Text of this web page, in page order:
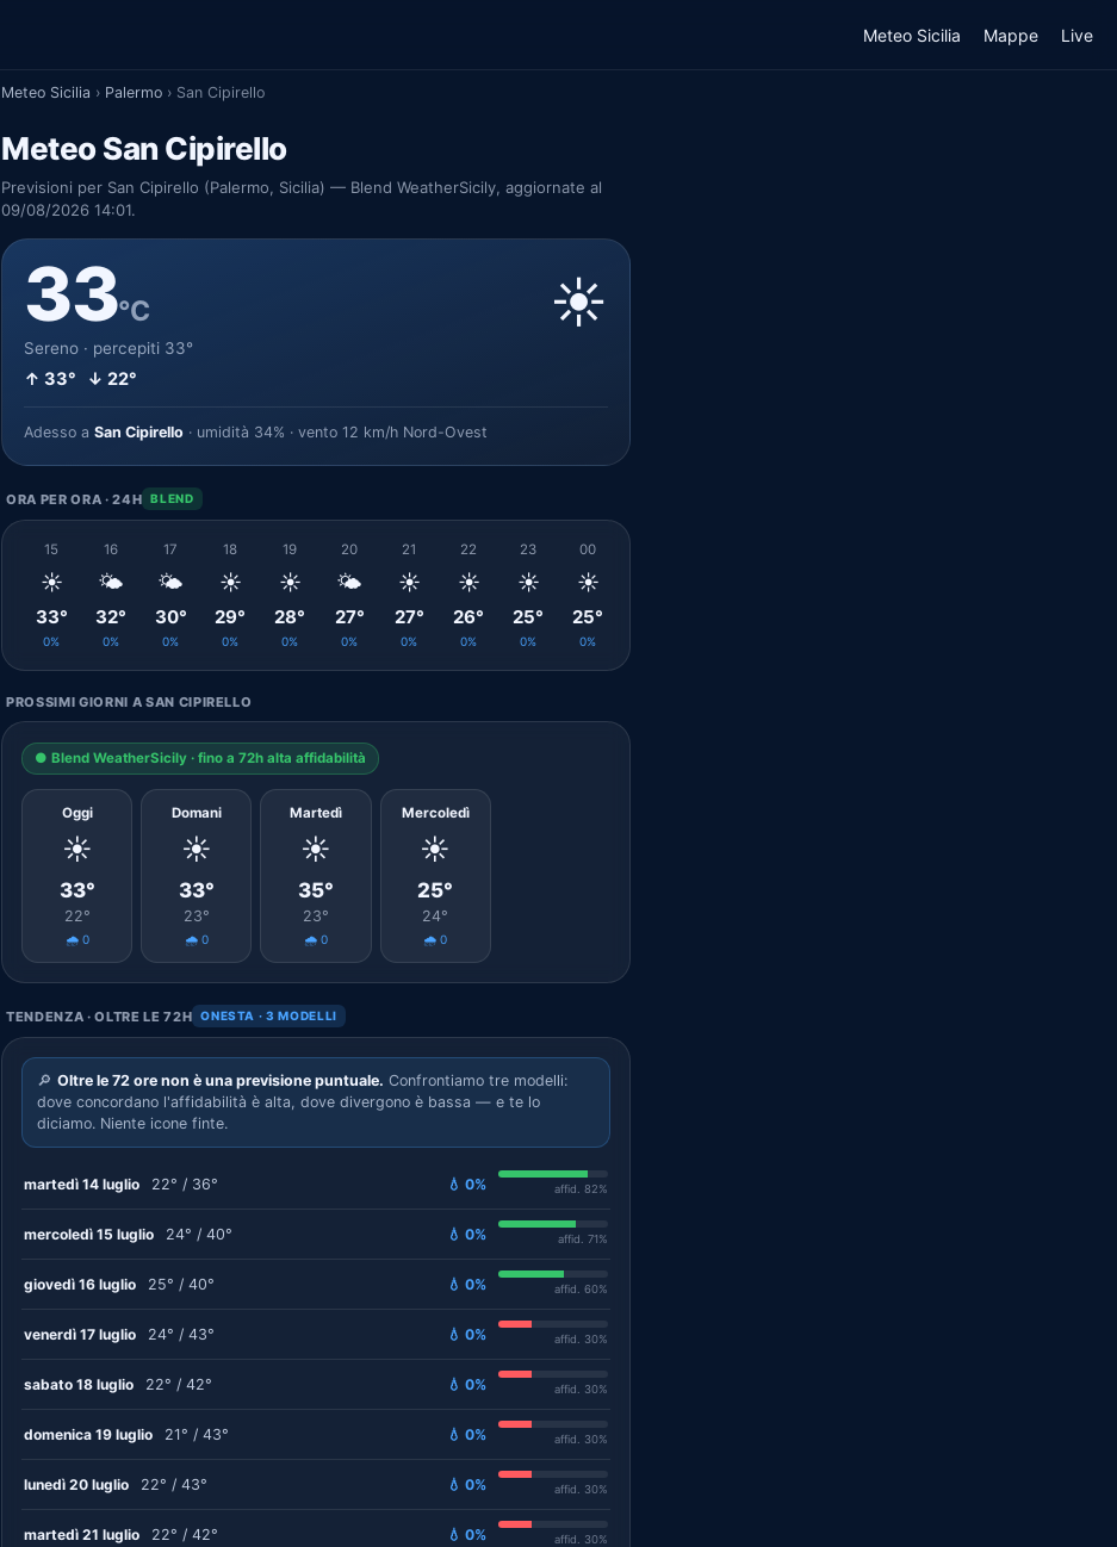
Meteo Sicilia Mappe Live
Meteo Sicilia › Palermo › San Cipirello
Meteo San Cipirello
Previsioni per San Cipirello (Palermo, Sicilia) — Blend WeatherSicily, aggiornate al
09/08/2026 14:01.
33°C
Sereno · percepiti 33°
↑ 33° ↓ 22°
☀️
Adesso a San Cipirello · umidità 34% · vento 12 km/h Nord-Ovest
ORA PER ORA · 24H BLEND
15
☀️
33°
0%
16
🌤️
32°
0%
17
🌤️
30°
0%
18
☀️
29°
0%
19
☀️
28°
0%
20
🌤️
27°
0%
21
☀️
27°
0%
22
☀️
26°
0%
23
☀️
25°
0%
00
☀️
25°
0%
PROSSIMI GIORNI A SAN CIPIRELLO
● Blend WeatherSicily · fino a 72h alta affidabilità
Oggi
☀️
33°
22°
🌧️ 0
Domani
☀️
33°
23°
🌧️ 0
Martedì
☀️
35°
23°
🌧️ 0
Mercoledì
☀️
25°
24°
🌧️ 0
TENDENZA · OLTRE LE 72H ONESTA · 3 MODELLI
🔎 Oltre le 72 ore non è una previsione puntuale. Confrontiamo tre modelli:
dove concordano l'affidabilità è alta, dove divergono è bassa — e te lo
diciamo. Niente icone finte.
martedì 14 luglio 22° / 36° 💧 0% affid. 82%
mercoledì 15 luglio 24° / 40° 💧 0% affid. 71%
giovedì 16 luglio 25° / 40° 💧 0% affid. 60%
venerdì 17 luglio 24° / 43° 💧 0% affid. 30%
sabato 18 luglio 22° / 42° 💧 0% affid. 30%
domenica 19 luglio 21° / 43° 💧 0% affid. 30%
lunedì 20 luglio 22° / 43° 💧 0% affid. 30%
martedì 21 luglio 22° / 42° 💧 0% affid. 30%